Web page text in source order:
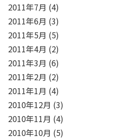
2011年7月 (4)
2011年6月 (3)
2011年5月 (5)
2011年4月 (2)
2011年3月 (6)
2011年2月 (2)
2011年1月 (4)
2010年12月 (3)
2010年11月 (4)
2010年10月 (5)